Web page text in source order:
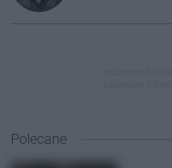
Polecane